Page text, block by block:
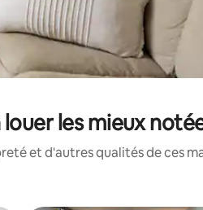
les mieux
et d'autres qualités de ces